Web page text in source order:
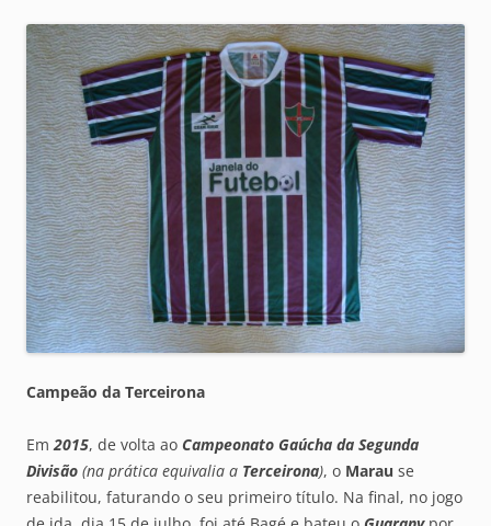
Campeão da Terceirona
Em2015, de volta ao Campeonato Gaúcha da Segunda
Divisão (na prática equivalia a Terceirona), o Marau se
reabilitou, faturando o seu primeiro título. Na final, no jogo